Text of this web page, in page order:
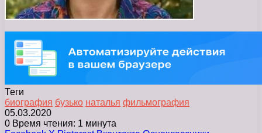
Теги
биография бузько наталья фильмография
05.03.2020
0 Время чтения: 1 минута